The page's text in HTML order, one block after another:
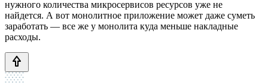
нужного количества микросервисов ресурсов уже не
найдется. А вот монолитное приложение может даже суметь
заработать — все же у монолита куда меньше накладные
расходы.